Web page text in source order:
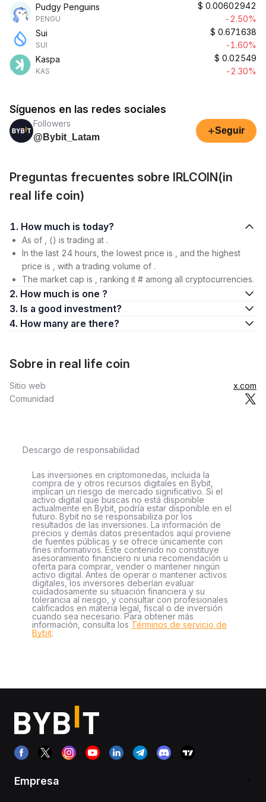
Pudgy Penguins
PENGU
$ 0.00602942
-2.50%
Sui
SUI
$ 0.671638
-1.60%
Kaspa
KAS
$ 0.02549
-2.30%
Síguenos en las redes sociales
Followers
@Bybit_Latam
+Seguir
Preguntas frecuentes sobre IRLCOIN(in
real life coin)
1. How much is today?
As of , () is trading at .
In the last 24 hours, the lowest price is , and the highest
price is , with a trading volume of .
The market cap is , ranking it # among all cryptocurrencies.
2. How much is one ?
3. Is a good investment?
4. How many are there?
Sobre in real life coin
Sitio web
x.com
Comunidad
Descargo de responsabilidad
Las inversiones en criptomonedas, incluida la
compra de y otros recursos digitales en Bybit,
implican un riesgo de mercado significativo. Si el
activo digital que buscas no está disponible
actualmente en Bybit, podría estar disponible en el
futuro. Bybit no se responsabiliza por los
resultados de las inversiones. La información de
precios y demás datos presentados aquí proviene
de fuentes públicas y se ofrece únicamente con
fines informativos. Este contenido no constituye
asesoramiento financiero ni una recomendación u
oferta para comprar, vender o mantener ningún
activo digital. Antes de operar o mantener activos
digitales, los inversores deberían evaluar
cuidadosamente su situación financiera y su
tolerancia al riesgo, y consultar con profesionales
calificados en materia legal, fiscal o de inversión
cuando sea necesario. Para obtener más
información, consulta los Términos de servicio de
Bybit.
Empresa